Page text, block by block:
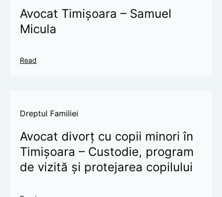
Avocat Timișoara – Samuel
Micula
Read
Dreptul Familiei
Avocat divorț cu copii minori în
Timișoara – Custodie, program
de vizită și protejarea copilului